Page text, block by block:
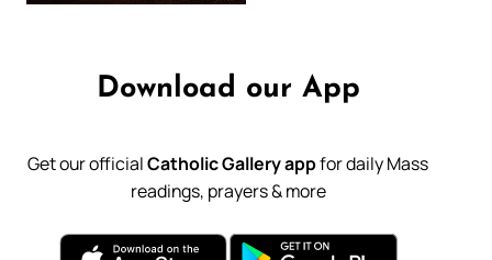
Download our App
Get our officialCatholic Gallery appfor daily Mass
readings, prayers & more